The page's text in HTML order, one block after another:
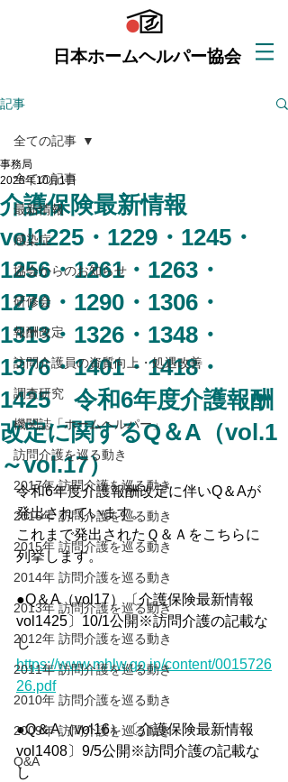
日本ホームヘルパー協会
記事
全ての記事
最新情報
感染症
協会からのお知らせ
研修会
報酬改定
訪問介護員の資質向上・処遇改善
調査研究
機関誌「ホームヘルパー」
訪問介護を巡る動き
2017年 訪問介護を巡る動き
2016年 訪問介護を巡る動き
2015年 訪問介護を巡る動き
2014年 訪問介護を巡る動き
2013年 訪問介護を巡る動き
2012年 訪問介護を巡る動き
2011年 訪問介護を巡る動き
2010年 訪問介護を巡る動き
2009年 訪問介護を巡る動き
Q&A
全ての記事
介護保険最新情報
vol1225・1229・1245・
1256・1261・1263・
1270・1290・1306・
1313・1326・1348・
1376・1401・1418・
1425 令和6年度介護報酬
改定に関するQ＆A（vol.1
～vol.17）
事務局
2025年10月1日
令和6年度介護報酬改定に伴いQ＆Aが
発出されています。
これまで発出されたＱ＆Ａをこちらに
列挙します。
●Q＆A（vol17）〔介護保険最新情報
vol1425〕10/1公開※訪問介護の記載な
し
https://www.mhlw.go.jp/content/0015726
26.pdf
●Q＆A（vol16）〔介護保険最新情報
vol1408〕9/5公開※訪問介護の記載な
し